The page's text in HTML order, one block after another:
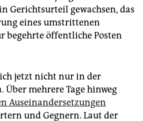
Gerichtsurteil gewachsen, das
eines umstrittenen
begehrte öffentliche Posten
jetzt nicht nur in der
Über mehrere Tage hinweg
Aus­ein­an­der­setzungen
und Gegnern. Laut der